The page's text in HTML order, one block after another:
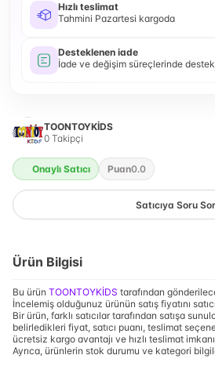
Hızlı teslimat
Tahmini Pazartesi kargoda
Desteklenen iade
İade ve değişim süreçlerinde destek
TOONTOYKİDS
0 Takipçi
Onaylı Satıcı Puan0.0
Satıcıya Soru Sor
Ürün Bilgisi
Bu ürün TOONTOYKİDS tarafından
İncelemiş olduğunuz ürünün satış fiyatını
Bir ürün, farklı satıcılar tarafından satışa
belirledikleri fiyat, satıcı puanı, teslimat
ücretsiz kargo avantajı ve hızlı teslimat
Ayrıca, ürünlerin stok durumu ve kategori